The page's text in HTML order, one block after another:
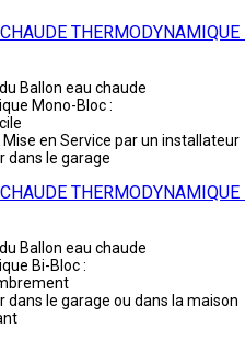
THERMODYNAMIQUE
Ballon eau chaude
Mono-Bloc :
Mise en Service par un installateur
dans le garage
Ballon eau chaude
Bi-Bloc :
dans le garage ou dans la maison